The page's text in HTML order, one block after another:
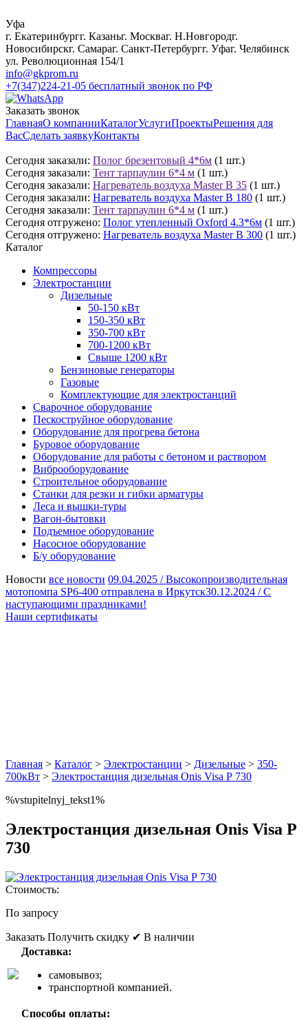
Уфа
г. Екатеринбургг. Казаньг. Москваг. Н.Новгородг.
Новосибирскг. Самараг. Санкт-Петербургг. Уфаг. Челябинск
ул. Революционная 154/1
info@gkprom.ru
+7(347)224-21-05 бесплатный звонок по РФ
Заказать звонок
ГлавнаяО компанииКаталогУслугиПроектыРешения для
ВасСделать заявкуКонтакты
Сегодня заказали: Полог брезентовый 4*6м (1 шт.)
Сегодня заказали: Тент тарпаулин 6*4 м (1 шт.)
Сегодня заказали: Нагреватель воздуха Master B 35 (1 шт.)
Сегодня заказали: Нагреватель воздуха Master B 180 (1 шт.)
Сегодня заказали: Тент тарпаулин 6*4 м (1 шт.)
Сегодня отгружено: Полог утепленный Oxford 4.3*6м (1 шт.)
Сегодня отгружено: Нагреватель воздуха Master B 300 (1 шт.)
Каталог
Компрессоры
Электростанции
Дизельные
50-150 кВт
150-350 кВт
350-700 кВт
700-1200 кВт
Свыше 1200 кВт
Бензиновые генераторы
Газовые
Комплектующие для электростанций
Сварочное оборудование
Пескоструйное оборудование
Оборудование для прогрева бетона
Буровое оборудование
Оборудование для работы с бетоном и раствором
Виброоборудование
Строительное оборудование
Станки для резки и гибки арматуры
Леса и вышки-туры
Вагон-бытовки
Подъемное оборудование
Насосное оборудование
Б/у оборудование
Новости все новости 09.04.2025 /Высокопроизводительная
мотопомпа SP6-400 отправлена в Иркутск30.12.2024 /С
наступающими праздниками!
Наши сертификаты
Главная > Каталог > Электростанции > Дизельные > 350-
700кВт > Электростанция дизельная Onis Visa Р 730
%vstupitelnyj_tekst1%
Электростанция дизельная Onis Visa Р
730
Стоимость:
По запросу
Заказать Получить скидку ✔ В наличии
Доставка:
самовывоз;
транспортной компанией.
Способы оплаты: